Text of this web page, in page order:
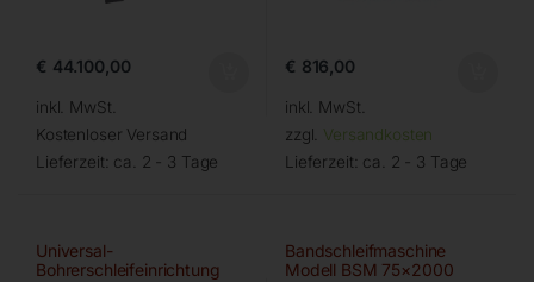
€ 44.100,00
inkl. MwSt.
Kostenloser Versand
Lieferzeit: ca. 2 - 3 Tage
€ 816,00
inkl. MwSt.
zzgl. Versandkosten
Lieferzeit: ca. 2 - 3 Tage
Universal-
Bohrerschleifeinrichtung
Bandschleifmaschine
Modell BSM 75×2000